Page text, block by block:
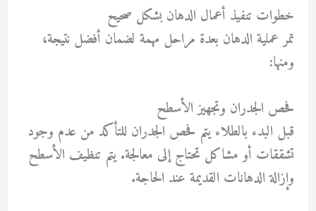
خطوات تنفيذ أعمال الدهان بشكل صحيح
تمر عملية الدهان بعدة مراحل مهمة لضمان أفضل نتيجة،
ومنها:
فحص الجدران وتجهيز الأسطح
قبل البدء بالطلاء يتم فحص الجدران للتأكد من عدم وجود
تشققات أو مشاكل تحتاج إلى معالجة. يتم تنظيف الأسطح
وإزالة الدهانات القديمة عند الحاجة.